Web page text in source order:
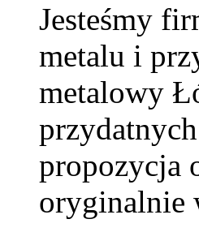
Jesteśmy
metalu i
metalowy
propozycja
oryginalnie